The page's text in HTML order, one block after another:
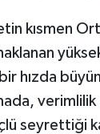
kısmen
hızda
verimlilik
seyrettiği